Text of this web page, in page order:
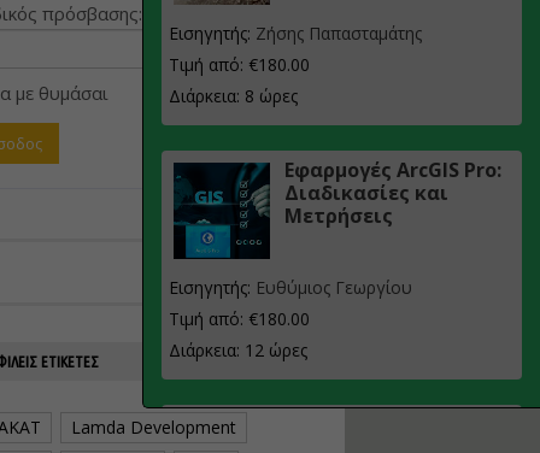
πρόσβασης:
με θυμάσαι
ΕΤΙΚΈΤΕΣ
Lamda Development
Εισηγητής: Ζήσης Παπασταμάτης
Τιμή από: €180.00
Διάρκεια: 8 ώρες
Εφαρμογές ArcGIS Pro:
Διαδικασίες και
Μετρήσεις
Εισηγητής: Ευθύμιος Γεωργίου
Τιμή από: €180.00
Διάρκεια: 12 ώρες